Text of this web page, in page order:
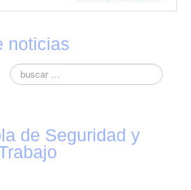
noticias
de Seguridad y